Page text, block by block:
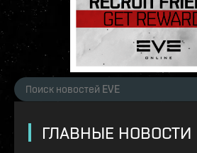
ГЛАВНЫЕ НОВОСТИ